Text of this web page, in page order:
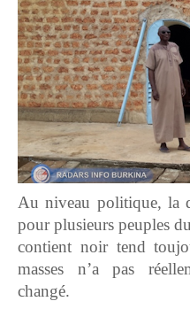
Au niveau politique, la
pour plusieurs peuples
contient noir tend
masses n’a pas
changé.